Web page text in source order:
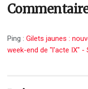
Ping : Gilets jaunes :
week-end de "l'acte IX" -